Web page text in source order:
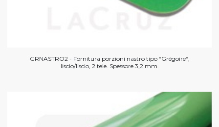
GRNASTRO2 - Fornitura porzioni nastro tipo “Grégoire“,
liscio/liscio, 2 tele. Spessore 3,2 mm.